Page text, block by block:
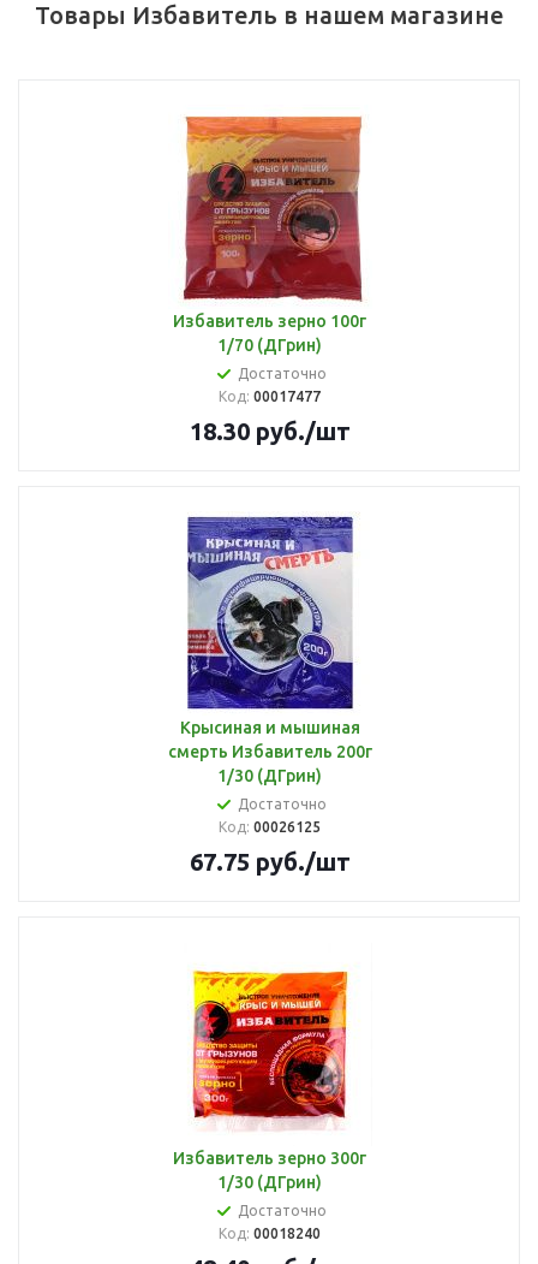
Товары Избавитель в нашем магазине
Избавитель зерно 100г
1/70 (ДГрин)
Достаточно
Код: 00017477
18.30руб./шт
Крысиная и мышиная
смерть Избавитель 200г
1/30 (ДГрин)
Достаточно
Код: 00026125
67.75 руб./шт
Избавитель зерно 300г
1/30 (ДГрин)
Достаточно
Код: 00018240